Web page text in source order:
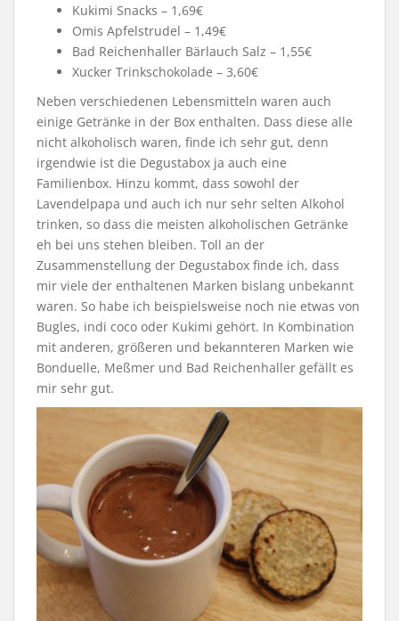
Kukimi Snacks – 1,69€
Omis Apfelstrudel – 1,49€
Bad Reichenhaller Bärlauch Salz – 1,55€
Xucker Trinkschokolade – 3,60€
Neben verschiedenen Lebensmitteln waren auch
einige Getränke in der Box enthalten. Dass diese alle
nicht alkoholisch waren, finde ich sehr gut, denn
irgendwie ist die Degustabox ja auch eine
Familienbox. Hinzu kommt, dass sowohl der
Lavendelpapa und auch ich nur sehr selten Alkohol
trinken, so dass die meisten alkoholischen Getränke
eh bei uns stehen bleiben. Toll an der
Zusammenstellung der Degustabox finde ich, dass
mir viele der enthaltenen Marken bislang unbekannt
waren. So habe ich beispielsweise noch nie etwas von
Bugles, indi coco oder Kukimi gehört. In Kombination
mit anderen, größeren und bekannteren Marken wie
Bonduelle, Meßmer und Bad Reichenhaller gefällt es
mir sehr gut.